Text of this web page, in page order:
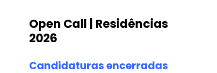
Open Call | Residências
2026
Candidaturas encerradas